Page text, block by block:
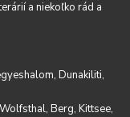
a niekoľko rád a
Dunakiliti,
Berg, Kittsee,